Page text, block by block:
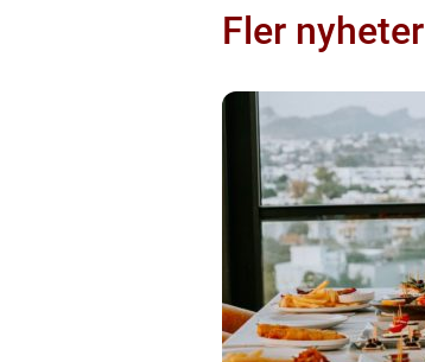
Fler nyheter